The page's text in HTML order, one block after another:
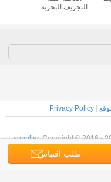
التجريف البحرية
طلب اقتباس
|
Privacy Policy
Copyright © 2016 -
All rights